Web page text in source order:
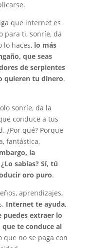
que internet es
para ti, sonríe, da
lo haces, lo más
que seas
de serpientes
quieren tu dinero.
sonríe, da la
conduce a tus
¿Por qué? Porque
fantástica,
la
sabías? Sí, tú
oro puro.
aprendizajes,
Internet te ayuda,
puedes extraer lo
te conduce al
que no se paga con